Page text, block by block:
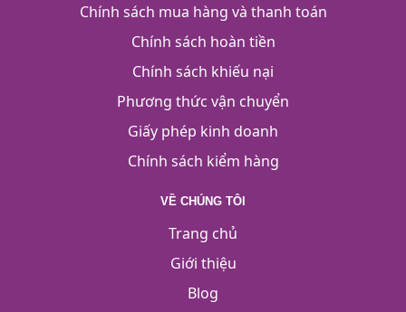
Chính sách mua hàng và thanh toán
Chính sách hoàn tiền
Chính sách khiếu nại
Phương thức vận chuyển
Giấy phép kinh doanh
Chính sách kiểm hàng
VỀ CHÚNG TÔI
Trang chủ
Giới thiệu
Blog